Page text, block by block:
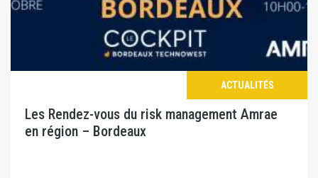
ACTUALITÉS
Les Rendez-vous du risk management Amrae
en région – Bordeaux